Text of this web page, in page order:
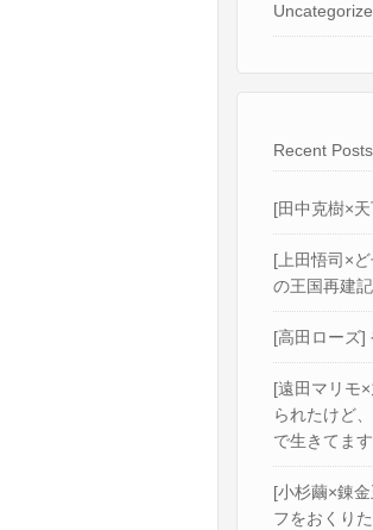
Recent Posts
[田中克樹×
[上田悟司×
の王国再建
[高田ローズ]
[遠田マリモ
られたけど
で生きてま
[小杉繭×錬
フをおくり